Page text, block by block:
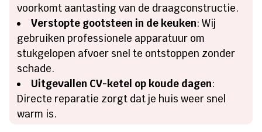
voorkomt aantasting van de draagconstructie.​
Verstopte gootsteen in de keuken: Wij
gebruiken professionele apparatuur om
stukgelopen afvoer snel te ontstoppen zonder
schade.​
Uitgevallen CV-ketel op koude dagen:
Directe reparatie zorgt dat je huis weer snel
warm is.​